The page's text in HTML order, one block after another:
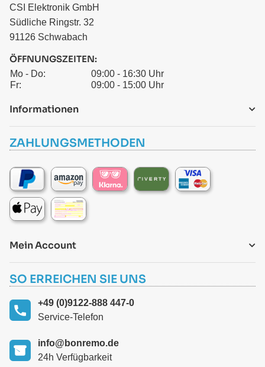
CSI Elektronik GmbH
Südliche Ringstr. 32
91126 Schwabach
ÖFFNUNGSZEITEN:
Mo - Do:
09:00 - 16:30 Uhr
Fr:
09:00 - 15:00 Uhr
Informationen
ZAHLUNGSMETHODEN
Mein Account
SO ERREICHEN SIE UNS
+49 (0)9122-888 447-0
Service-Telefon
info@bonremo.de
24h Verfügbarkeit